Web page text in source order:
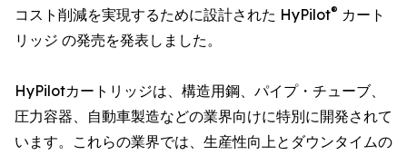
コスト削減を実現するために設計された HyPilot® カート
リッジ の発売を発表しました。
HyPilotカートリッジは、構造用鋼、パイプ・チューブ、
圧力容器、自動車製造などの業界向けに特別に開発されて
います。これらの業界では、生産性向上とダウンタイムの